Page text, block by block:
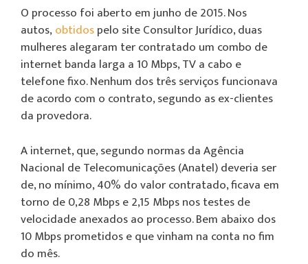
O processo foi aberto em junho de 2015. Nos
autos, obtidospelo site Consultor Jurídico, duas
mulheres alegaram ter contratado um combo de
internet banda larga a 10 Mbps, TV a cabo e
telefone fixo. Nenhum dos três serviços funcionava
de acordo com o contrato, segundo as ex-clientes
da provedora.
A internet, que, segundo normas da Agência
Nacional de Telecomunicações (Anatel) deveria ser
de, no mínimo, 40% do valor contratado, ficava em
torno de 0,28 Mbps e 2,15 Mbps nos testes de
velocidade anexados ao processo. Bem abaixo dos
10 Mbps prometidos e que vinham na conta no fim
do mês.